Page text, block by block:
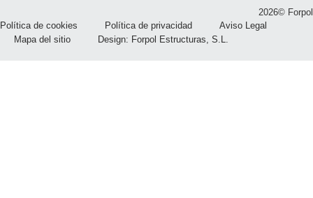
2026© Forpol
Política de cookies
Política de privacidad
Aviso Legal
Mapa del sitio
Design: Forpol Estructuras, S.L.